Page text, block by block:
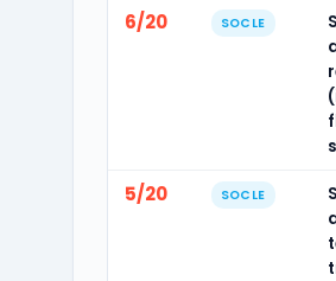
6/20 SOCLE
5/20 SOCLE